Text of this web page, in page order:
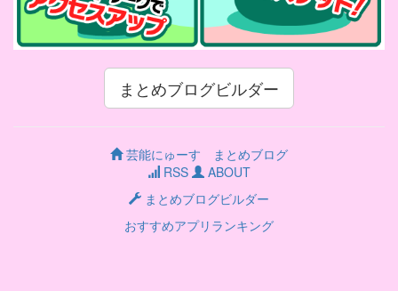
まとめブログビルダー
芸能にゅーす まとめブログ
RSS
ABOUT
まとめブログビルダー
おすすめアプリランキング